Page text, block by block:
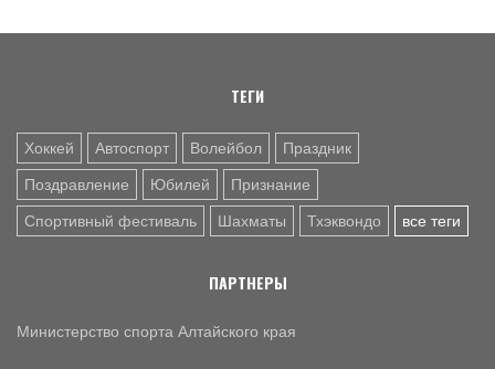
7 АВГ. 10:45 ШАХМАТЫ
ТЕГИ
Хоккей Автоспорт Волейбол Праздник
Поздравление Юбилей Признание
Спортивный фестиваль Шахматы Тхэквондо все теги
ПАРТНЕРЫ
Министерство спорта Алтайского края